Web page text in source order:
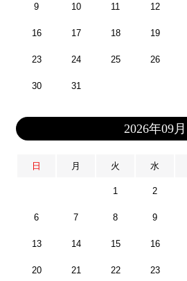
9 10 11 12
16 17 18 19
23 24 25 26
30 31
2026年09月
日 月 火 水
1 2
6 7 8 9
13 14 15 16
20 21 22 23